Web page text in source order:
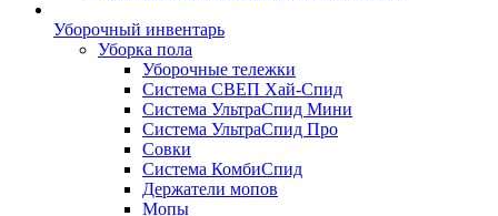
Уборочный инвентарь
Уборка пола
Уборочные тележки
Система СВЕП Хай-Спид
Система УльтраСпид Мини
Система УльтраСпид Про
Совки
Система КомбиСпид
Держатели мопов
Мопы